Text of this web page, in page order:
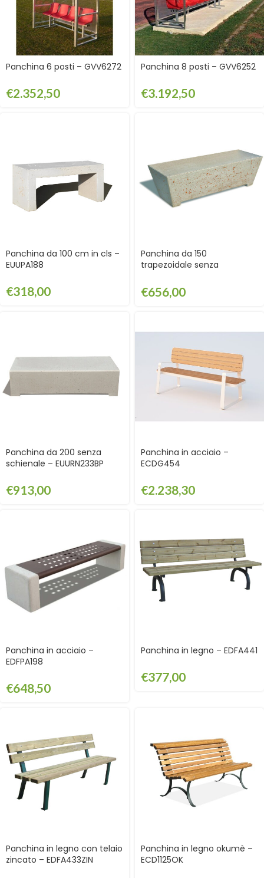
Panchina 6 posti – GVV6272
€2.352,50
Panchina 8 posti – GVV6252
€3.192,50
Panchina da 100 cm in cls –
EUUPA188
€318,00
Panchina da 150
trapezoidale senza
€656,00
Panchina da 200 senza
schienale – EUURN233BP
€913,00
Panchina in acciaio –
ECDG454
€2.238,30
Panchina in acciaio –
EDFPA198
€648,50
Panchina in legno – EDFA441
€377,00
Panchina in legno con telaio
zincato – EDFA433ZIN
Panchina in legno okumè –
ECD1125OK